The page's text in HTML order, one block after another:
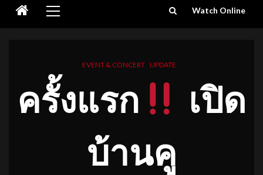
Menu
Watch Online
EVENT & CONCERT UPDATE
ครั้งแรก
เปิด
บ้านคู